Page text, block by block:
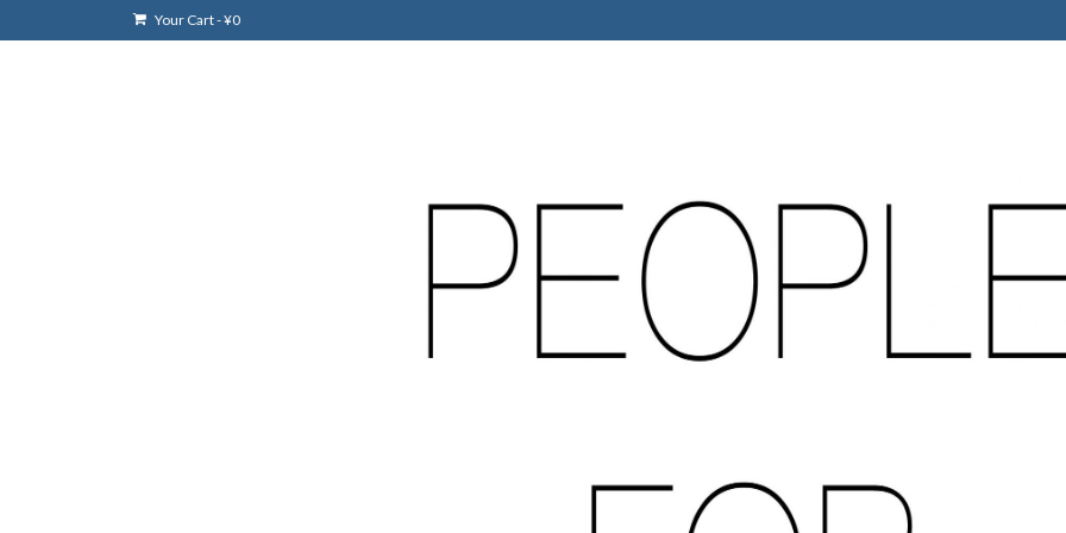
Your Cart-¥0